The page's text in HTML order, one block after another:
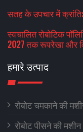
सतह के उपचार में क्रांति:
स्वचालित रोबोटिक
2027 तक रूपरेखा और
हमारे उत्पाद
रोबोट चमकाने की
रोबोट पीसने की मशीन